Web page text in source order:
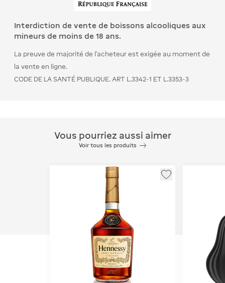
Interdiction de vente de boissons alcooliques aux
mineurs de moins de 18 ans.
La preuve de majorité de l’acheteur est exigée au moment de
la vente en ligne.
CODE DE LA SANTÉ PUBLIQUE. ART L.3342-1 ET L.3353-3
Vous pourriez aussi aimer
Voir tous les produits